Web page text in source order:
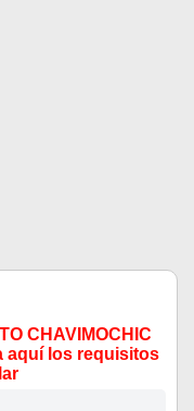
CHAVIMOCHIC
aquí los requisitos